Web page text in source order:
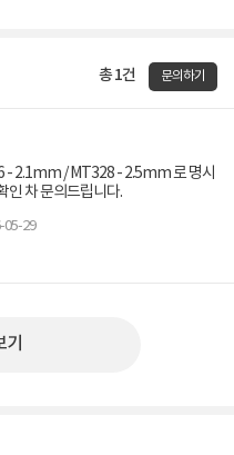
총 1건 문의하기
- 2.1mm / MT328 - 2.5mm 로 명시
인 차 문의드립니다.
05-29